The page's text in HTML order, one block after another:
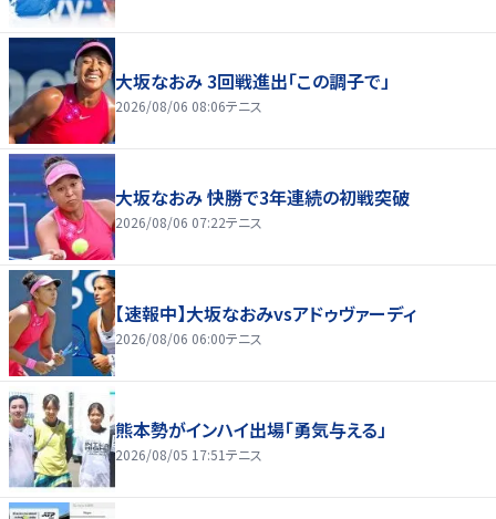
大坂なおみ 3回戦進出「この調子で」
2026/08/06 08:06テニス
大坂なおみ 快勝で3年連続の初戦突破
2026/08/06 07:22テニス
【速報中】大坂なおみvsアドゥヴァーディ
2026/08/06 06:00テニス
熊本勢がインハイ出場「勇気与える」
2026/08/05 17:51テニス